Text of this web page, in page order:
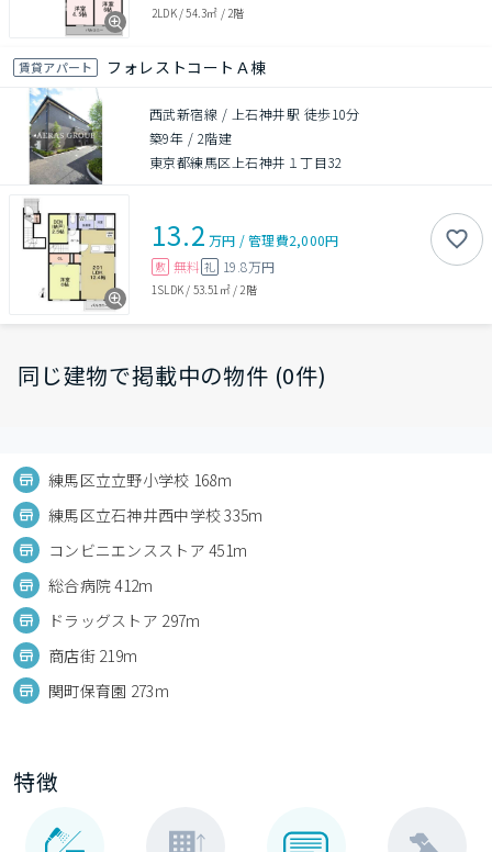
2LDK/54.3㎡ / 2階
賃貸アパート フォレストコートＡ棟
西武新宿線 / 上石神井駅 徒歩10分
築9年 / 2階建
東京都練馬区上石神井１丁目32
13.2 万円 /管理費2,000円
敷 無料 礼 19.8万円
1SLDK / 53.51㎡/ 2階
同じ建物で掲載中の物件 (0件)
練馬区立立野小学校 168m
練馬区立石神井西中学校 335m
コンビニエンスストア 451m
総合病院 412m
ドラッグストア 297m
商店街 219m
関町保育園 273m
特徴